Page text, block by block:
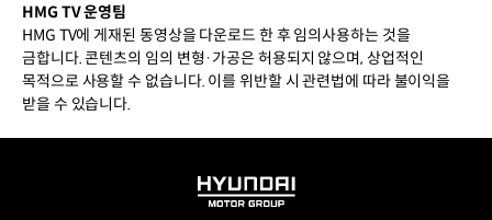
HMG TV 운영팀
HMG TV에 게재된 동영상을 다운로드 한 후 임의사용하는 것을
금합니다. 콘텐츠의 임의 변형·가공은 허용되지 않으며, 상업적인
목적으로 사용할 수 없습니다. 이를 위반할 시 관련법에 따라 불이익을
받을 수 있습니다.
HYUNDAI